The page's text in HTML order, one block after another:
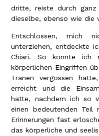
dritte, reiste durch
dieselbe, ebenso wie die
Entschlossen, mich
unterziehen, entdeckte
Chiari. So konnte ich
körperlichen Eingriffen
Tränen vergossen
erreicht und die
hatte, nachdem ich so
einen bedeutenden Teil
Erinnerungen fast
das körperliche und